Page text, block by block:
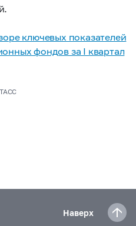
ключевых показателей
фондов за I квартал
Наверх